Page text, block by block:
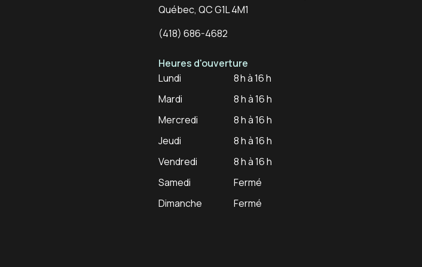
Québec, QC G1L 4M1
(418) 686-4682
Heures d'ouverture
Lundi
8 h à 16 h
Mardi
8 h à 16 h
Mercredi
8 h à 16 h
Jeudi
8 h à 16 h
Vendredi
8 h à 16 h
Samedi
Fermé
Dimanche
Fermé